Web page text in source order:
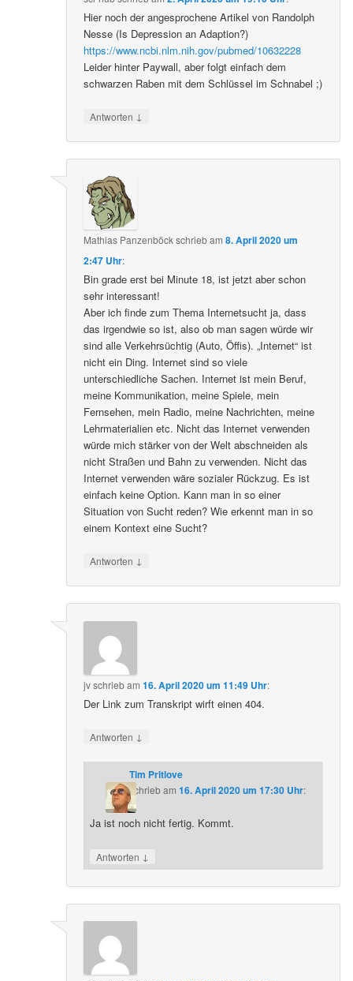
Hier noch der angesprochene Artikel von Randolph
Nesse (Is Depression an Adaption?)
https://www.ncbi.nlm.nih.gov/pubmed/10632228
Leider hinter Paywall, aber folgt einfach dem
schwarzen Raben mit dem Schlüssel im Schnabel ;)
Antworten ↓
Mathias Panzenböckschriebam8. April 2020 um
2:47 Uhr:
Bin grade erst bei Minute 18, ist jetzt aber schon
sehr interessant!
Aber ich finde zum Thema Internetsucht ja, dass
das irgendwie so ist, also ob man sagen würde wir
sind alle Verkehrsüchtig (Auto, Öffis). „Internet“ ist
nicht ein Ding. Internet sind so viele
unterschiedliche Sachen. Internet ist mein Beruf,
meine Kommunikation, meine Spiele, mein
Fernsehen, mein Radio, meine Nachrichten, meine
Lehrmaterialien etc. Nicht das Internet verwenden
würde mich stärker von der Welt abschneiden als
nicht Straßen und Bahn zu verwenden. Nicht das
Internet verwenden wäre sozialer Rückzug. Es ist
einfach keine Option. Kann man in so einer
Situation von Sucht reden? Wie erkennt man in so
einem Kontext eine Sucht?
Antworten ↓
jvschriebam16. April 2020 um 11:49 Uhr:
Der Link zum Transkript wirft einen 404.
Antworten ↓
Tim Pritlove
schriebam 16. April 2020 um 17:30 Uhr:
Ja ist noch nicht fertig. Kommt.
Antworten ↓